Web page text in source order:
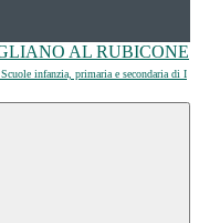
Scuole infanzia, primaria e secondaria di I